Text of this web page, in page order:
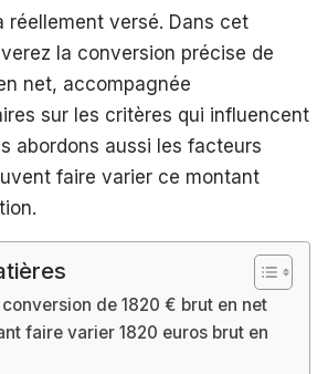
réellement versé. Dans cet
la conversion précise de
net, accompagnée
sur les critères qui influencent
abordons aussi les facteurs
faire varier ce montant
de 1820 € brut en net
faire varier 1820 euros brut en